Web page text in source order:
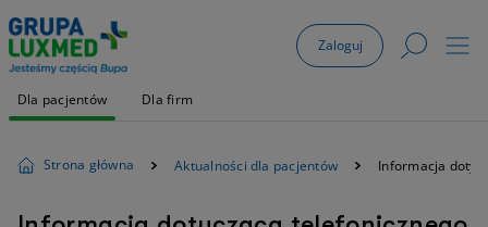
Zaloguj
Dla pacjentów Dla firm
Strona główna Aktualności dla pacjentów Informacja